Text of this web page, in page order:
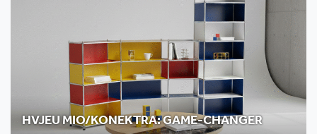
HVJEU MIO/KONEKTRA: GAME-CHANGER